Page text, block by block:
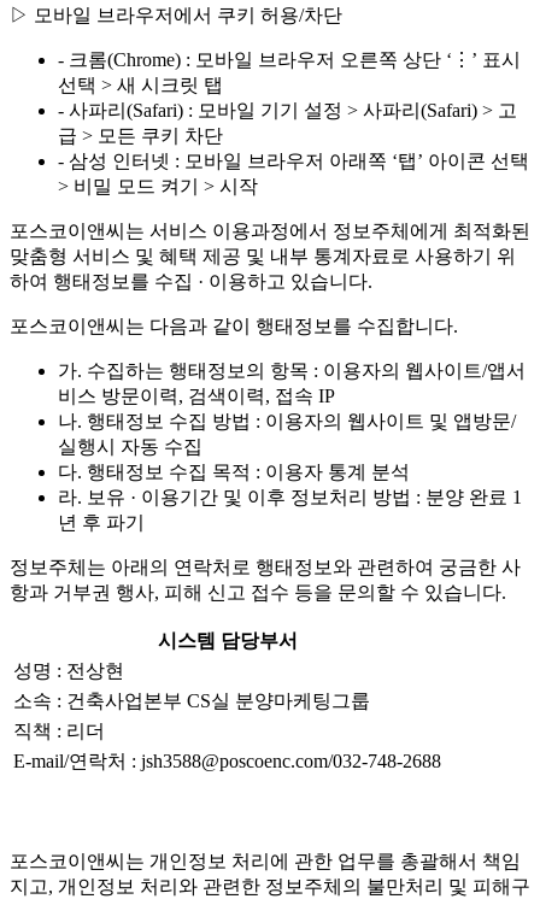
▷ 모바일 브라우저에서 쿠키 허용/차단
- 크롬(Chrome) : 모바일 브라우저 오른쪽 상단 ‘⋮’ 표시
선택 > 새 시크릿 탭
- 사파리(Safari) : 모바일 기기 설정 > 사파리(Safari) > 고
급 > 모든 쿠키 차단
- 삼성 인터넷 : 모바일 브라우저 아래쪽 ‘탭’ 아이콘 선택
> 비밀 모드 켜기 > 시작
포스코이앤씨는 서비스 이용과정에서 정보주체에게 최적화된
맞춤형 서비스 및 혜택 제공 및 내부 통계자료로 사용하기 위
하여 행태정보를 수집 · 이용하고 있습니다.
포스코이앤씨는 다음과 같이 행태정보를 수집합니다.
가. 수집하는 행태정보의 항목 : 이용자의 웹사이트/앱서
비스 방문이력, 검색이력, 접속 IP
나. 행태정보 수집 방법 : 이용자의 웹사이트 및 앱방문/
실행시 자동 수집
다. 행태정보 수집 목적 : 이용자 통계 분석
라. 보유 · 이용기간 및 이후 정보처리 방법 : 분양 완료 1
년 후 파기
정보주체는 아래의 연락처로 행태정보와 관련하여 궁금한 사
항과 거부권 행사, 피해 신고 접수 등을 문의할 수 있습니다.
시스템 담당부서
성명 : 전상현
소속 : 건축사업본부 CS실 분양마케팅그룹
직책 : 리더
E-mail/연락처 : jsh3588@poscoenc.com/032-748-2688
포스코이앤씨는 개인정보 처리에 관한 업무를 총괄해서 책임
지고, 개인정보 처리와 관련한 정보주체의 불만처리 및 피해구